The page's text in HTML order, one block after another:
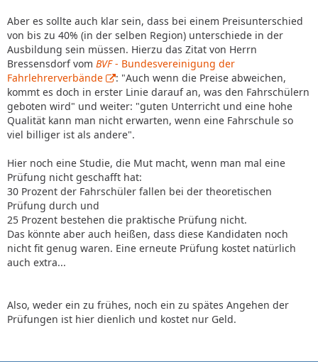
Aber es sollte auch klar sein, dass bei einem Preisunterschied
von bis zu 40% (in der selben Region) unterschiede in der
Ausbildung sein müssen. Hierzu das Zitat von Herrn
Bressensdorf vom BVF- Bundesvereinigung der
Fahrlehrerverbände
: "Auch wenn die Preise abweichen,
kommt es doch in erster Linie darauf an, was den Fahrschülern
geboten wird" und weiter: "guten Unterricht und eine hohe
Qualität kann man nicht erwarten, wenn eine Fahrschule so
viel billiger ist als andere".
Hier noch eine Studie, die Mut macht, wenn man mal eine
Prüfung nicht geschafft hat:
30 Prozent der Fahrschüler fallen bei der theoretischen
Prüfung durch und
25 Prozent bestehen die praktische Prüfung nicht.
Das könnte aber auch heißen, dass diese Kandidaten noch
nicht fit genug waren. Eine erneute Prüfung kostet natürlich
auch extra...
Also, weder ein zu frühes, noch ein zu spätes Angehen der
Prüfungen ist hier dienlich und kostet nur Geld.